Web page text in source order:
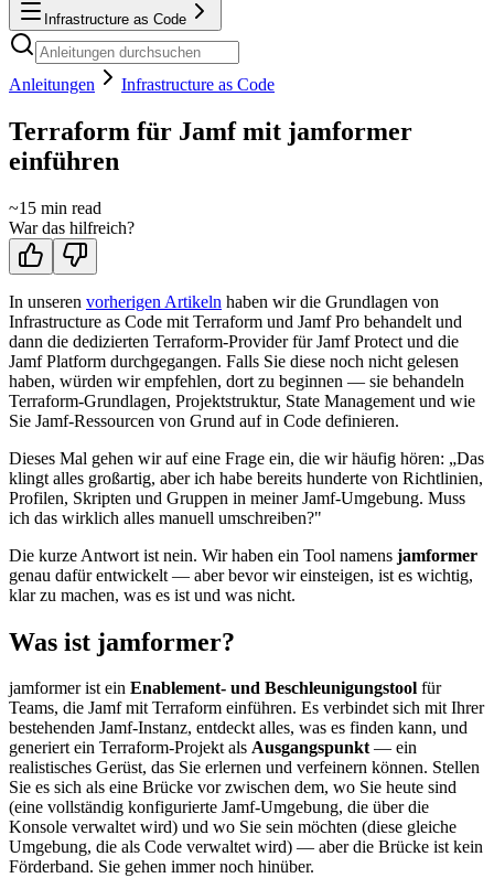
Infrastructure as Code
Anleitungen Infrastructure as Code
Terraform für Jamf mit jamformer
einführen
~15 min read
War das hilfreich?
In unseren vorherigen Artikeln haben wir die Grundlagen von
Infrastructure as Code mit Terraform und Jamf Pro behandelt und
dann die dedizierten Terraform-Provider für Jamf Protect und die
Jamf Platform durchgegangen. Falls Sie diese noch nicht gelesen
haben, würden wir empfehlen, dort zu beginnen — sie behandeln
Terraform-Grundlagen, Projektstruktur, State Management und wie
Sie Jamf-Ressourcen von Grund auf in Code definieren.
Dieses Mal gehen wir auf eine Frage ein, die wir häufig hören: „Das
klingt alles großartig, aber ich habe bereits hunderte von Richtlinien,
Profilen, Skripten und Gruppen in meiner Jamf-Umgebung. Muss
ich das wirklich alles manuell umschreiben?"
Die kurze Antwort ist nein. Wir haben ein Tool namens jamformer
genau dafür entwickelt — aber bevor wir einsteigen, ist es wichtig,
klar zu machen, was es ist und was nicht.
Was ist jamformer?
jamformer ist ein Enablement- und Beschleunigungstool für
Teams, die Jamf mit Terraform einführen. Es verbindet sich mit Ihrer
bestehenden Jamf-Instanz, entdeckt alles, was es finden kann, und
generiert ein Terraform-Projekt als Ausgangspunkt— ein
realistisches Gerüst, das Sie erlernen und verfeinern können. Stellen
Sie es sich als eine Brücke vor zwischen dem, wo Sie heute sind
(eine vollständig konfigurierte Jamf-Umgebung, die über die
Konsole verwaltet wird) und wo Sie sein möchten (diese gleiche
Umgebung, die als Code verwaltet wird) — aber die Brücke ist kein
Förderband. Sie gehen immer noch hinüber.